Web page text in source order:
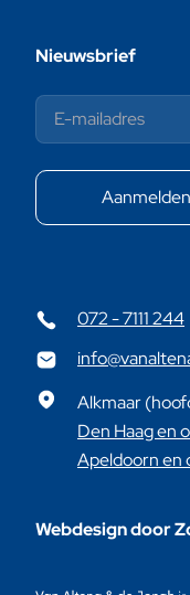
072 - 7111 244
Alkmaar
Den Haag en
Apeldoorn en
Webdesign door
Nieuwsbrief